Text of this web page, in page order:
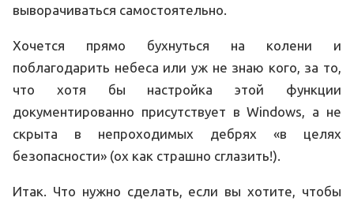
выворачиваться самостоятельно.
Хочется прямо бухнуться на колени и
поблагодарить небеса или уж не знаю кого, за то,
что хотя бы настройка этой функции
документированно присутствует в Windows, а не
скрыта в непроходимых дебрях «в целях
безопасности» (ох как страшно сглазить!).
Итак. Что нужно сделать, если вы хотите, чтобы